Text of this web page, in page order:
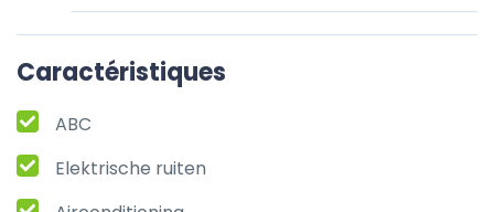
Caractéristiques
ABC
Elektrische ruiten